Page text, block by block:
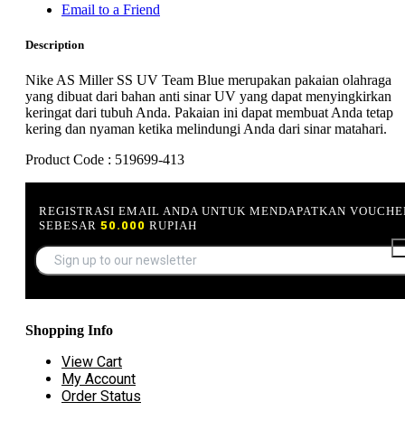
Email to a Friend
Description
Nike AS Miller SS UV Team Blue merupakan pakaian olahraga
yang dibuat dari bahan anti sinar UV yang dapat menyingkirkan
keringat dari tubuh Anda. Pakaian ini dapat membuat Anda tetap
kering dan nyaman ketika melindungi Anda dari sinar matahari.
Product Code : 519699-413
REGISTRASI EMAIL ANDA UNTUK MENDAPATKAN
SEBESAR 50.000 RUPIAH
Shopping Info
View Cart
My Account
Order Status